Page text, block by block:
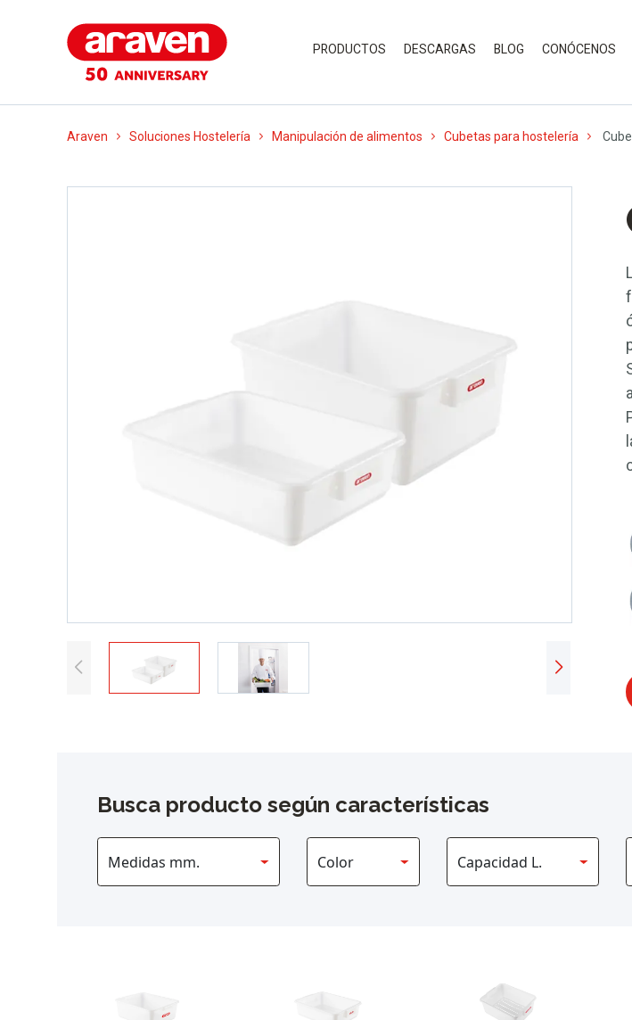
PRODUCTOS DESCARGAS BLOG CONÓCENOS
Araven Soluciones Hostelería Manipulación de alimentos Cubetas para hostelería
Busca producto según características